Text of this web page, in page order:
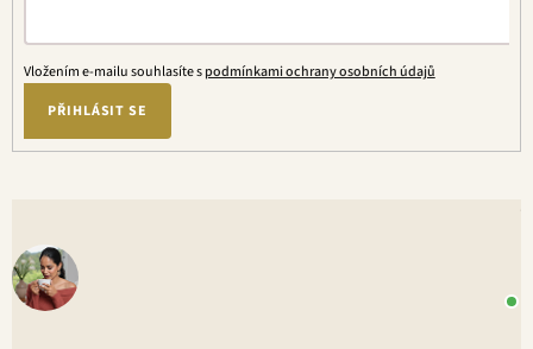
Vložením e-mailu souhlasíte spodmínkami ochrany osobních údajů
PŘIHLÁSIT SE